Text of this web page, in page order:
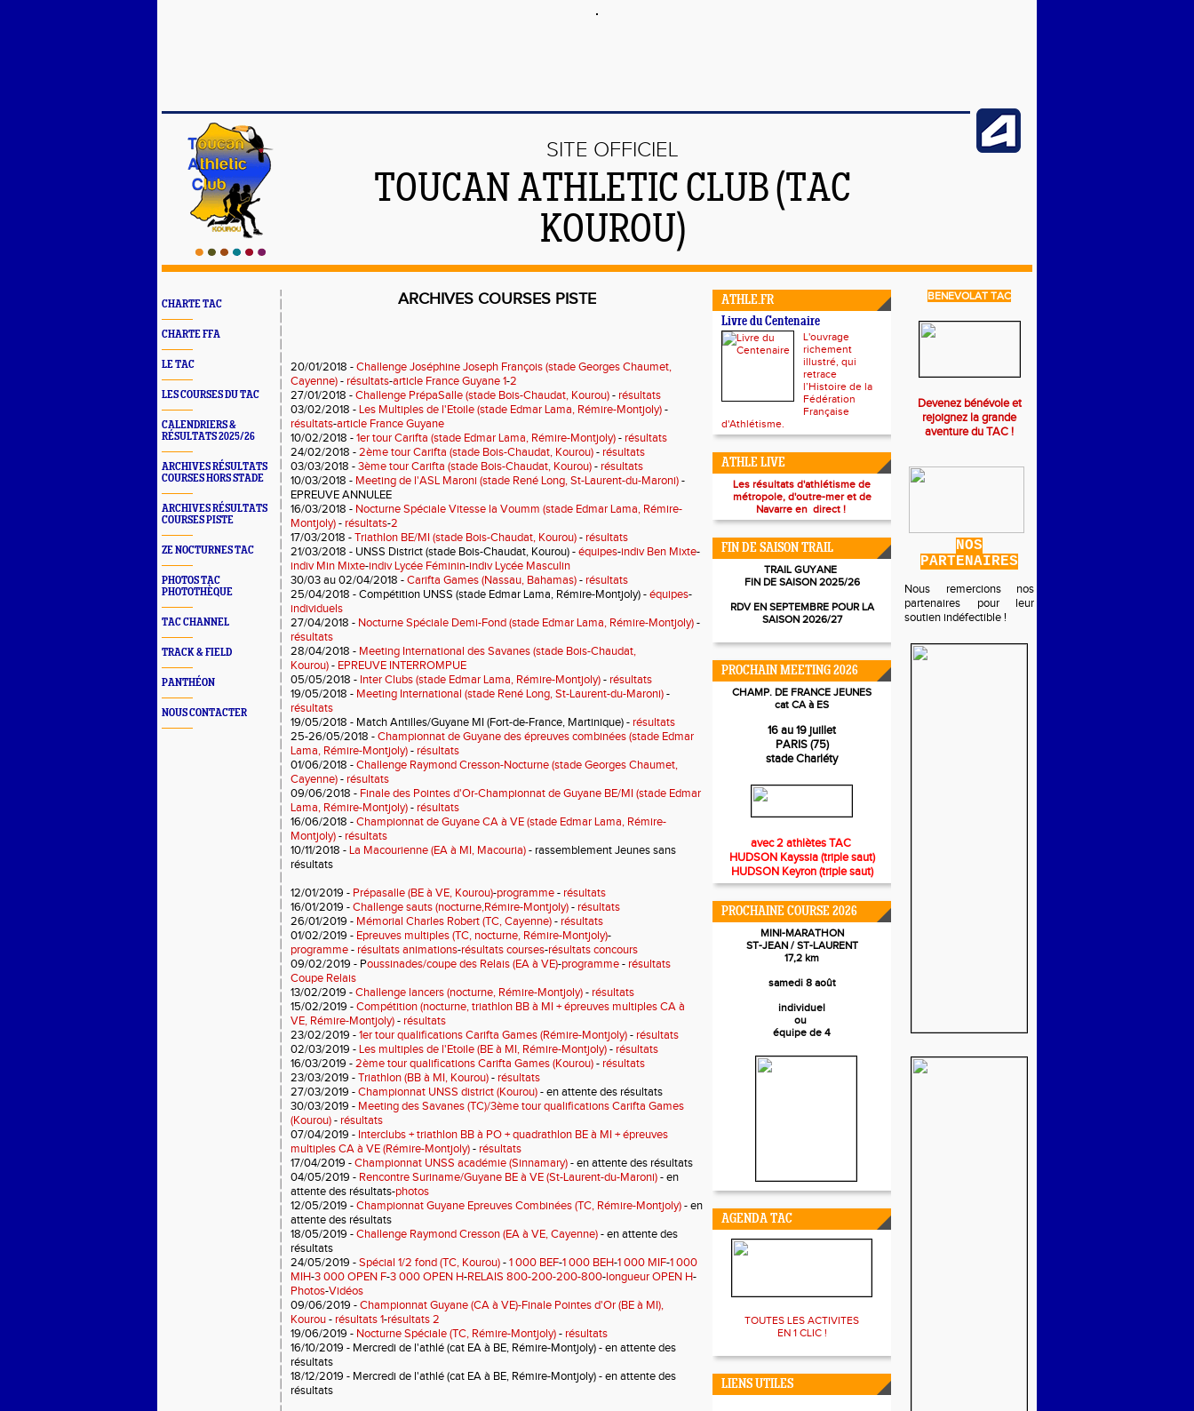
SITE OFFICIEL
TOUCAN ATHLETIC CLUB (TAC
KOUROU)
CHARTE TAC
CHARTE FFA
LE TAC
LES COURSES DU TAC
CALENDRIERS &
RÉSULTATS 2025/26
ARCHIVES RÉSULTATS
COURSES HORS STADE
ARCHIVES RÉSULTATS
COURSES PISTE
ZE NOCTURNES TAC
PHOTOS TAC
PHOTOTHÈQUE
TAC CHANNEL
TRACK & FIELD
PANTHÉON
NOUS CONTACTER
ARCHIVES COURSES PISTE
20/01/2018 -Challenge Joséphine Joseph François (stade Georges Chaumet,
Cayenne)- résultats-article France Guyane 1-2
27/01/2018 -Challenge PrépaSalle (stade Bois-Chaudat, Kourou)- résultats
03/02/2018 -Les Multiples de l'Etoile (stade Edmar Lama, Rémire-Montjoly)-
résultats-article France Guyane
10/02/2018 -1er tour Carifta (stade Edmar Lama, Rémire-Montjoly)- résultats
24/02/2018 -2ème tour Carifta (stade Bois-Chaudat, Kourou)- résultats
03/03/2018 -3ème tour Carifta (stade Bois-Chaudat, Kourou)- résultats
10/03/2018 - Meeting de l'ASL Maroni (stade René Long, St-Laurent-du-Maroni)-
EPREUVE ANNULEE
16/03/2018 - Nocturne Spéciale Vitesse la Voumm (stade Edmar Lama, Rémire-
Montjoly)- résultats-2
17/03/2018 -Triathlon BE/MI (stade Bois-Chaudat, Kourou)- résultats
21/03/2018 - UNSS District (stade Bois-Chaudat, Kourou) -équipes-indiv Ben Mixte-
indiv Min Mixte-indiv Lycée Féminin-indiv Lycée Masculin
30/03 au 02/04/2018 -Carifta Games (Nassau, Bahamas)- résultats
25/04/2018 - Compétition UNSS (stade Edmar Lama, Rémire-Montjoly) -équipes-
individuels
27/04/2018 - Nocturne Spéciale Demi-Fond (stade Edmar Lama, Rémire-Montjoly)-
résultats
28/04/2018 - Meeting International des Savanes (stade Bois-Chaudat,
Kourou)- EPREUVE INTERROMPUE
05/05/2018 - Inter Clubs (stade Edmar Lama, Rémire-Montjoly)- résultats
19/05/2018 - Meeting International (stade René Long, St-Laurent-du-Maroni)-
résultats
19/05/2018 - Match Antilles/Guyane MI (Fort-de-France, Martinique) - résultats
25-26/05/2018 -Championnat de Guyane des épreuves combinées (stade Edmar
Lama, Rémire-Montjoly)- résultats
01/06/2018 -Challenge Raymond Cresson-Nocturne (stade Georges Chaumet,
Cayenne)- résultats
09/06/2018 - Finale des Pointes d'Or-Championnat de Guyane BE/MI (stade Edmar
Lama, Rémire-Montjoly)- résultats
16/06/2018 -Championnat de Guyane CA à VE (stade Edmar Lama, Rémire-
Montjoly)- résultats
10/11/2018 -La Macourienne (EA à MI, Macouria)- rassemblement Jeunes sans
résultats
12/01/2019 - Prépasalle (BE à VE, Kourou)-programme- résultats
16/01/2019 -Challenge sauts (nocturne,Rémire-Montjoly)- résultats
26/01/2019 - Mémorial Charles Robert (TC, Cayenne)- résultats
01/02/2019 - Epreuves multiples (TC, nocturne, Rémire-Montjoly)-
programme- résultats animations-résultats courses-résultats concours
09/02/2019 - Poussinades/coupe des Relais (EA à VE)-programme- résultats
Coupe Relais
13/02/2019 -Challenge lancers (nocturne, Rémire-Montjoly)- résultats
15/02/2019 -Compétition (nocturne, triathlon BB à MI + épreuves multiples CA à
VE, Rémire-Montjoly)- résultats
23/02/2019 -1er tour qualifications Carifta Games (Rémire-Montjoly)- résultats
02/03/2019 -Les multiples de l'Etoile (BE à MI, Rémire-Montjoly)- résultats
16/03/2019 -2ème tour qualifications Carifta Games (Kourou)- résultats
23/03/2019 -Triathlon (BB à MI, Kourou)- résultats
27/03/2019 -Championnat UNSS district (Kourou)- en attente des résultats
30/03/2019 - Meeting des Savanes (TC)/3ème tour qualifications Carifta Games
(Kourou)- résultats
07/04/2019 - Interclubs + triathlon BB à PO + quadrathlon BE à MI + épreuves
multiples CA à VE (Rémire-Montjoly)- résultats
17/04/2019 -Championnat UNSS académie (Sinnamary)- en attente des résultats
04/05/2019 - Rencontre Suriname/Guyane BE à VE (St-Laurent-du-Maroni)- en
attente des résultats-photos
12/05/2019 -Championnat Guyane Epreuves Combinées (TC, Rémire-Montjoly)- en
attente des résultats
18/05/2019 -Challenge Raymond Cresson (EA à VE, Cayenne)- en attente des
résultats
24/05/2019 -Spécial 1/2 fond (TC, Kourou)-1 000 BEF-1 000 BEH-1 000 MIF-1 000
MIH-3 000 OPEN F-3 000 OPEN H-RELAIS 800-200-200-800-longueur OPEN H-
Photos-Vidéos
09/06/2019 -Championnat Guyane (CA à VE)-Finale Pointes d'Or (BE à MI),
Kourou- résultats 1-résultats 2
19/06/2019 - Nocturne Spéciale (TC, Rémire-Montjoly)- résultats
16/10/2019 - Mercredi de l'athlé (cat EA à BE, Rémire-Montjoly)- en attente des
résultats
18/12/2019 - Mercredi de l'athlé (cat EA à BE, Rémire-Montjoly)- en attente des
résultats
ATHLE.FR
Livre du Centenaire
L'ouvrage
richement
illustré, qui
retrace
l’Histoire de la
Fédération
Française
d'Athlétisme.
ATHLE LIVE
Les résultats d'athlétisme de
métropole, d'outre-mer et de
Navarre en direct !
FIN DE SAISON TRAIL
TRAIL GUYANE
FIN DE SAISON 2025/26
RDV EN SEPTEMBRE POUR LA
SAISON 2026/27
PROCHAIN MEETING 2026
CHAMP. DE FRANCE JEUNES
cat CA à ES
16 au 19 juillet
PARIS (75)
stade Charléty
avec 2 athlètes TAC
HUDSON Kayssia (triple saut)
HUDSON Keyron (triple saut)
PROCHAINE COURSE 2026
MINI-MARATHON
ST-JEAN / ST-LAURENT
17,2 km
samedi 8 août
individuel
ou
équipe de 4
AGENDA TAC
TOUTES LES ACTIVITES
EN 1 CLIC !
LIENS UTILES
BENEVOLAT TAC
Devenez bénévole et
rejoignez la grande
aventure du TAC !
NOS
PARTENAIRES
Nous remercions nos
partenaires pour leur
soutien indéfectible !